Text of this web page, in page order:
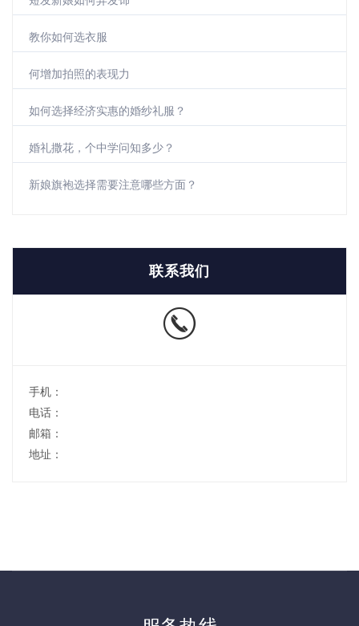
教你如何选衣服
何增加拍照的表现力
如何选择经济实惠的婚纱礼服？
婚礼撒花，个中学问知多少？
新娘旗袍选择需要注意哪些方面？
联系我们
手机：
电话：
邮箱：
地址：